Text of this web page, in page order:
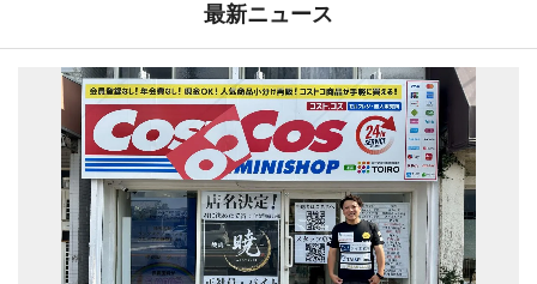
最新ニュース